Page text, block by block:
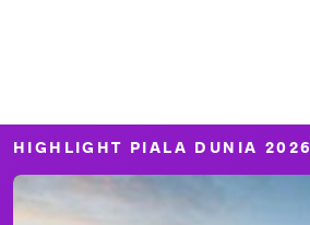
HIGHLIGHT PIALA DUNIA 2026